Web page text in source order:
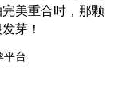
美重合时，那颗
芽！